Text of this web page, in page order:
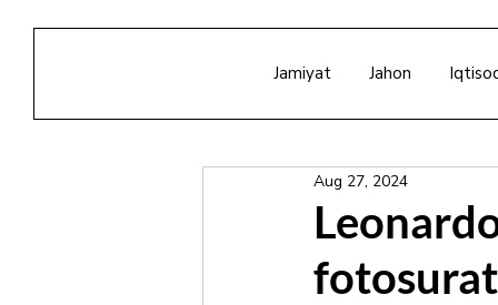
Jamiyat Jahon
Aug 27, 2024